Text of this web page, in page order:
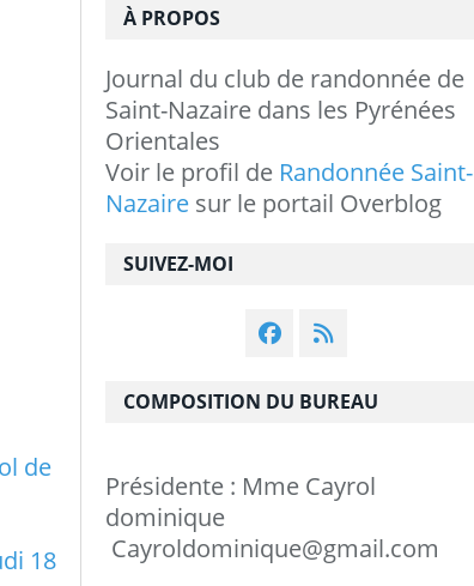
SUIVEZ-MOI
À PROPOS
Journal du club de randonnée de
Saint-Nazaire dans les Pyrénées
Orientales
Voir le profil de Randonnée Saint-
Nazaire sur le portail Overblog
COMPOSITION DU BUREAU
Présidente : Mme Cayrol
dominique
Cayroldominique@gmail.com